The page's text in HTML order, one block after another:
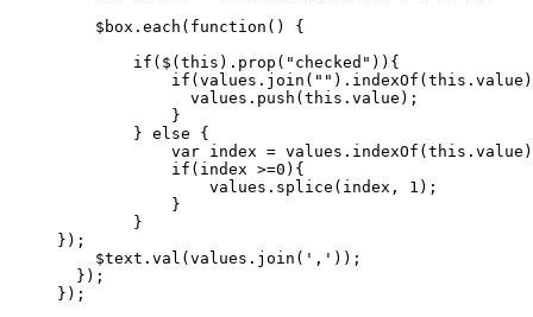
    $box.each(function() {
        if($(this).prop("checked")){
              values.push(this.value);
            }
        } else {
var index =
            if(index >=0){
                values.splice(index, 1);
            }
        }
});
    $text.val(values.join(','));
  });
});